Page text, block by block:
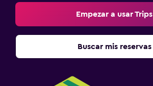
Empezar a usar Trips
Buscar mis reservas